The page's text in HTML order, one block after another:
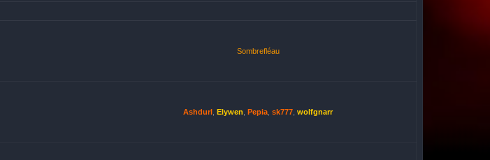
Sombrefléau
Ashdurl Elywen Pepia sk777 wolfgnarr